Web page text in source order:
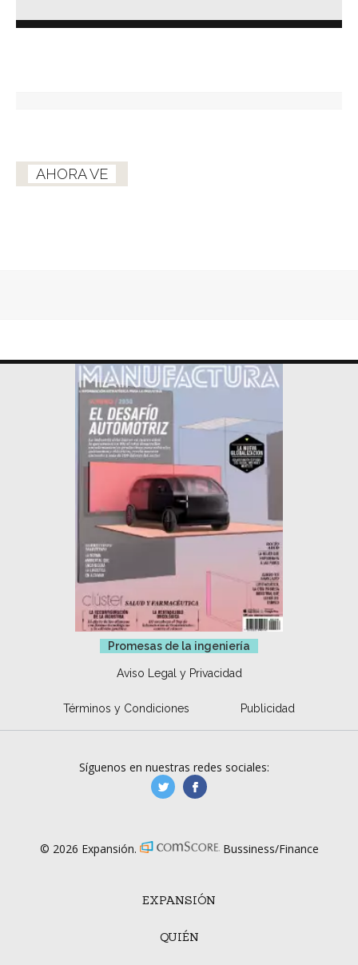
AHORA VE
Promesas de la ingeniería
Aviso Legal y Privacidad
Términos y Condiciones Publicidad
EXPANSIÓN
QUIÉN
Síguenos en nuestras redes sociales:
manufacturaGE
© 2026 Expansión. Bussiness/Finance